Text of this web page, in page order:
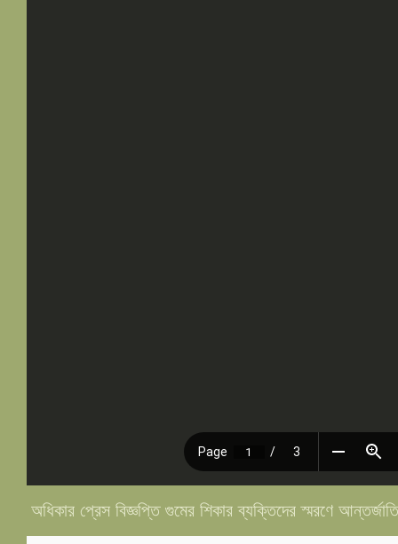
অধিকার প্রেস বিজ্ঞপ্তি গুমের শিকার ব্যক্তিদের স্মরণে